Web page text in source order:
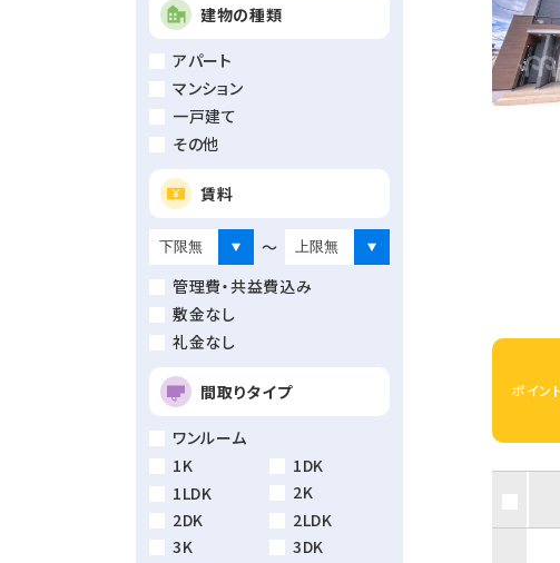
建物の種類
アパート
マンション
一戸建て
その他
賃料
～
管理費・共益費込み
敷金なし
礼金なし
間取りタイプ
ワンルーム
1K
1DK
1LDK
2K
2DK
2LDK
3K
3DK
ポイン